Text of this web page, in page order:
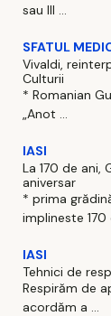
sau III ...
SFATUL
Vivaldi,
Culturii
* Romanian
„Anot ...
IASI
La 170 de ani,
aniversar
* prima
implineste 170
IASI
Tehnici de
Respirăm de
acordăm a ...